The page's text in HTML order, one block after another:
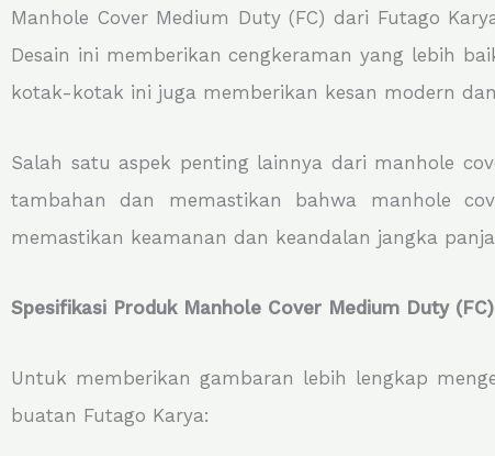
Manhole Cover Medium Duty (FC) dari Futago
Desain ini memberikan cengkeraman yang lebih
kotak-kotak ini juga memberikan kesan modern
Salah satu aspek penting lainnya dari manhole
tambahan dan memastikan bahwa manhole
memastikan keamanan dan keandalan jangka
Spesifikasi Produk Manhole Cover Medium Duty (FC)
Untuk memberikan gambaran lebih lengkap
buatan Futago Karya: